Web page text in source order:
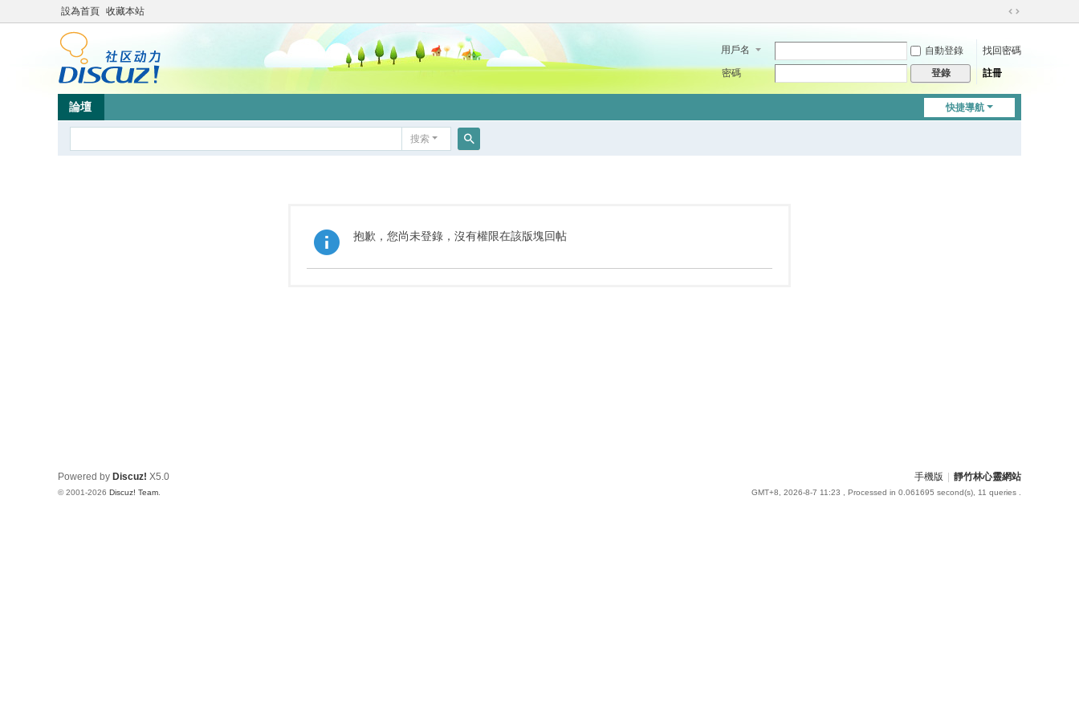
設為首頁 收藏本站
切
到
用戶名 自動登錄
找回密碼
密碼
登錄 註冊
快捷導航
論壇
搜索
抱歉，您尚未登錄，沒有權限在該版塊回帖
手機版 靜竹林心靈網站
GMT+8, 2026-8-7 11:23 , Processed in 0.061695 second(s), 11 queries .
Powered by Discuz! X5.0
© 2001-2026 Discuz! Team